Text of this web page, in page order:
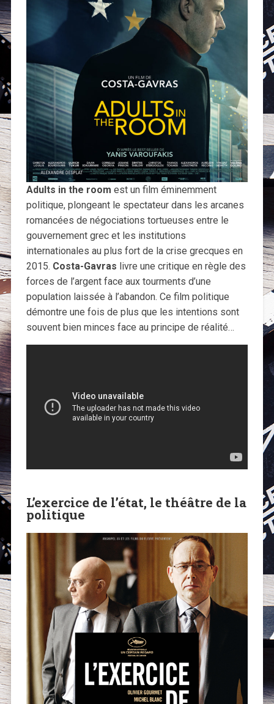
Adults in the room est un film éminemment
politique, plongeant le spectateur dans les arcanes
romancées de négociations tortueuses entre le
gouvernement grec et les institutions
internationales au plus fort de la crise grecques en
2015. Costa-Gavras livre une critique en règle des
forces de l’argent face aux tourments d’une
population laissée à l’abandon. Ce film politique
démontre une fois de plus que les intentions sont
souvent bien minces face au principe de réalité…
L’exercice de l’état, le théâtre de la
politique